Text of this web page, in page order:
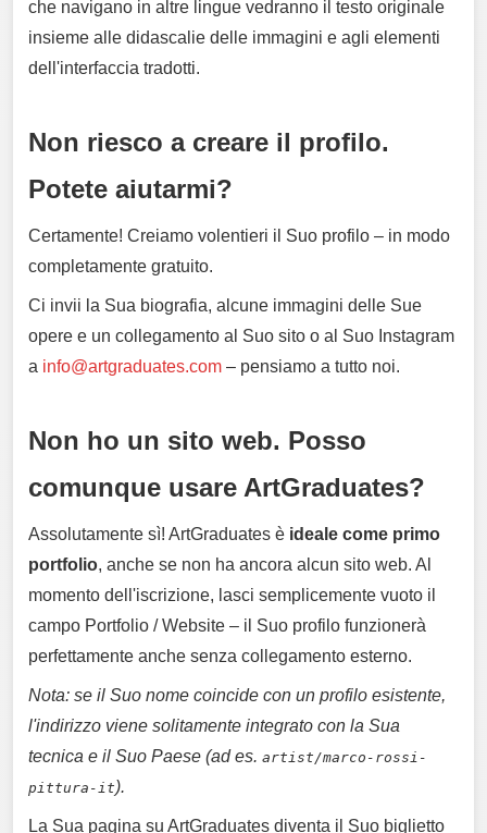
che navigano in altre lingue vedranno il testo originale
insieme alle didascalie delle immagini e agli elementi
dell'interfaccia tradotti.
Non riesco a creare il profilo.
Potete aiutarmi?
Certamente! Creiamo volentieri il Suo profilo – in modo
completamente gratuito.
Ci invii la Sua biografia, alcune immagini delle Sue
opere e un collegamento al Suo sito o al Suo Instagram
a info@artgraduates.com – pensiamo a tutto noi.
Non ho un sito web. Posso
comunque usare ArtGraduates?
Assolutamente sì! ArtGraduates è ideale come primo
portfolio, anche se non ha ancora alcun sito web. Al
momento dell'iscrizione, lasci semplicemente vuoto il
campo Portfolio / Website – il Suo profilo funzionerà
perfettamente anche senza collegamento esterno.
Nota: se il Suo nome coincide con un profilo esistente,
l'indirizzo viene solitamente integrato con la Sua
tecnica e il Suo Paese (ad es. artist/marco-rossi-
pittura-it).
La Sua pagina su ArtGraduates diventa il Suo biglietto